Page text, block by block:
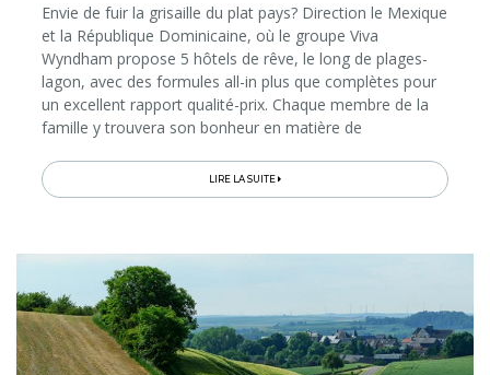
Envie de fuir la grisaille du plat pays? Direction le Mexique
et la République Dominicaine, où le groupe Viva
Wyndham propose 5 hôtels de rêve, le long de plages-
lagon, avec des formules all-in plus que complètes pour
un excellent rapport qualité-prix. Chaque membre de la
famille y trouvera son bonheur en matière de
seront soignés aux petits oignons, avec des forfaits
spécialement conçus pour les mariages et les lunes de
LIRE LA SUITE